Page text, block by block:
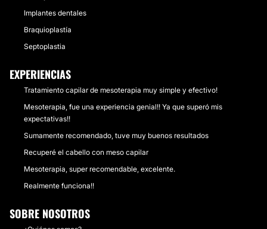
Implantes dentales
Braquioplastía
Septoplastia
EXPERIENCIAS
Tratamiento capilar de mesoterapia muy simple y efectivo!
Mesoterapia, fue una experiencia genial!! Ya que superó mis
expectativas!!
Sumamente recomendado, tuve muy buenos resultados
Recuperé el cabello con meso capilar
Mesoterapia, super recomendable, excelente.
Realmente funciona!!
SOBRE NOSOTROS